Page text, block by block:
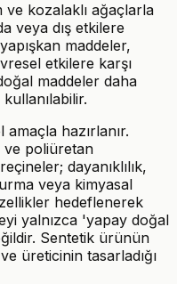
kozalaklı ağaçlarla
veya dış etkilere
maddeler,
etkilere karşı
maddeler daha
hazırlanır.
ve poliüretan
dayanıklılık,
veya kimyasal
hedeflenerek
yalnızca 'yapay doğal
Sentetik ürünün
üreticinin tasarladığı